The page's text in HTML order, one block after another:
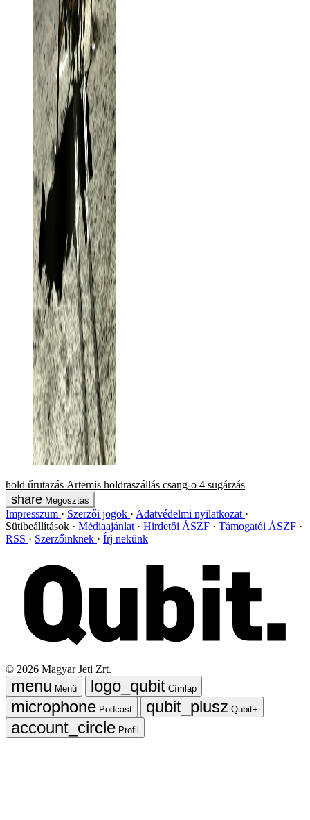
hold űrutazás Artemis holdraszállás csang-o 4 sugárzás
Megosztás
Impresszum Szerzői jogok
Adatvédelmi nyilatkozat
Sütibeállítások
Médiaajánlat Hirdetői ÁSZF
Támogatói ÁSZF
RSS
Szerzőinknek Írj nekünk
© 2026 Magyar Jeti Zrt.
Menü
Címlap
Podcast
Qubit+
Profil